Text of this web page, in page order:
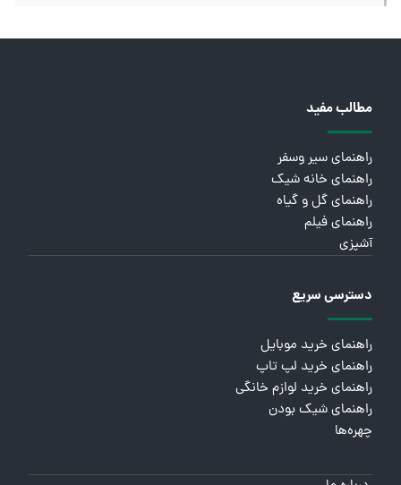
مطالب مفید
راهنمای سیر وسفر
راهنمای خانه شیک
راهنمای گل و گیاه
راهنمای فیلم
آشپزی
دسترسی سریع
راهنمای خرید موبایل
راهنمای خرید لپ تاپ
راهنمای خرید لوازم خانگی
راهنمای شیک بودن
چهره‌ها